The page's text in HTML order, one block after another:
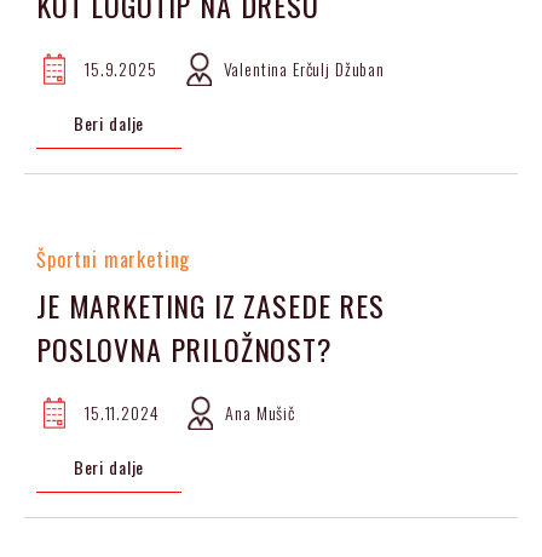
15.9.2025 Valentina Erčulj Džuban
Beri dalje
Športni marketing
JE MARKETING IZ ZASEDE RES
POSLOVNA PRILOŽNOST?
15.11.2024 Ana Mušič
Beri dalje